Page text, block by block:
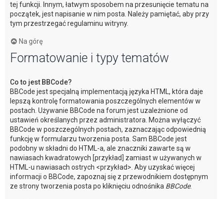
tej funkcji. Innym, łatwym sposobem na przesunięcie tematu na
początek, jest napisanie w nim posta. Należy pamiętać, aby przy
tym przestrzegać regulaminu witryny.
Na górę
Formatowanie i typy tematów
Co to jest BBCode?
BBCode jest specjalną implementacją języka HTML, która daje
lepszą kontrolę formatowania poszczególnych elementów w
postach. Używanie BBCode na forum jest uzależnione od
ustawień określanych przez administratora. Można wyłączyć
BBCode w poszczególnych postach, zaznaczając odpowiednią
funkcję w formularzu tworzenia posta. Sam BBCode jest
podobny w składni do HTML-a, ale znaczniki zawarte są w
nawiasach kwadratowych [przykład] zamiast w używanych w
HTML-u nawiasach ostrych <przykład>. Aby uzyskać więcej
informacji o BBCode, zapoznaj się z przewodnikiem dostępnym
ze strony tworzenia posta po kliknięciu odnośnika BBCode.